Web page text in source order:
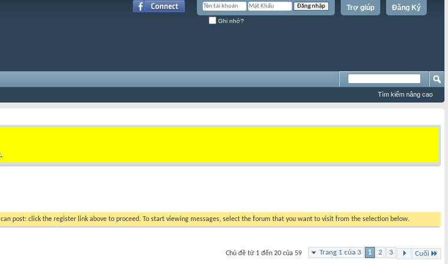
Đăng Ký
Trợ giúp
Ghi nhớ?
Tìm kiếm nâng cao
.
post: click the register link above to proceed. To start viewing messages, select the forum that you want to visit from the selection below.
Trang 1 của 3 1 2 3 Cuối
Chủ đề từ 1 đến 20 của 59